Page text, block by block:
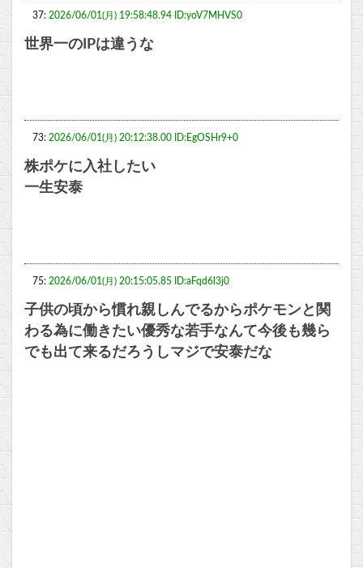
37: 2026/06/01(月) 19:58:48.94 ID:yoV7MHVS0
世界一のIPは違うな
73: 2026/06/01(月) 20:12:38.00 ID:EgOSHr9+0
株ポケに入社したい
一生安泰
75: 2026/06/01(月) 20:15:05.85 ID:aFqd6l3j0
子供の頃から慣れ親しんでるからポケモンと関
わる為に働きたい優秀な若手なんて今後も幾ら
でも出て来るだろうしマジで安泰だな